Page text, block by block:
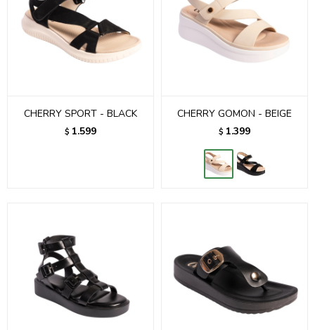
CHERRY SPORT - BLACK
$ 1.599
CHERRY GOMON - BEIGE
$ 1.399